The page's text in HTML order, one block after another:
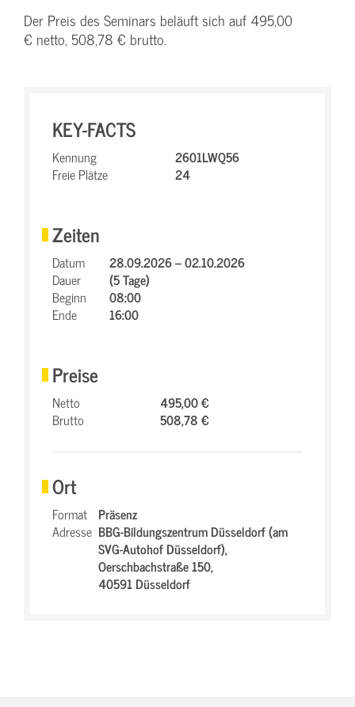
Der Preis des Seminars beläuft sich auf 495,00
€ netto, 508,78 € brutto.
KEY-FACTS
Kennung
2601LWQ56
Freie Plätze
24
Zeiten
Datum
28.09.2026 – 02.10.2026
Dauer
(5 Tage)
Beginn
08:00
Ende
16:00
Preise
Netto
495,00 €
Brutto
508,78 €
Ort
Format Präsenz
Adresse BBG-Bildungszentrum Düsseldorf (am
SVG-Autohof Düsseldorf),
Oerschbachstraße 150,
40591 Düsseldorf